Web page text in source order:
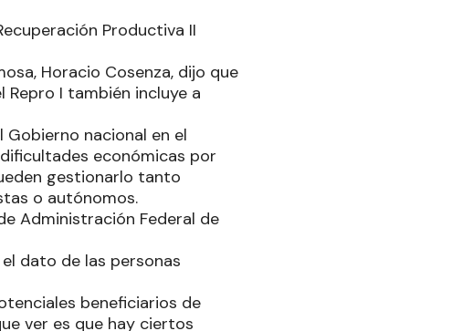
Productiva II
Horacio Cosenza, dijo que
I también incluye a
nacional en el
económicas por
gestionarlo tanto
o autónomos.
Administración Federal de
dato de las personas
beneficiarios de
ver es que hay ciertos